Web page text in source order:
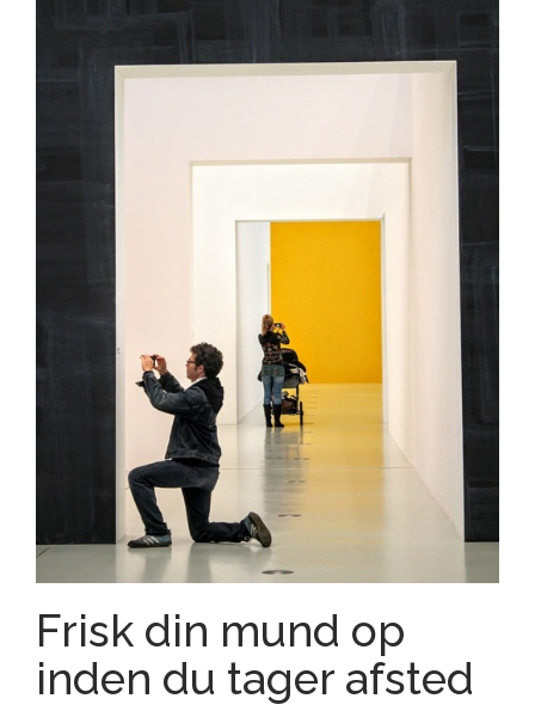
Frisk din mund op
inden du tager afsted